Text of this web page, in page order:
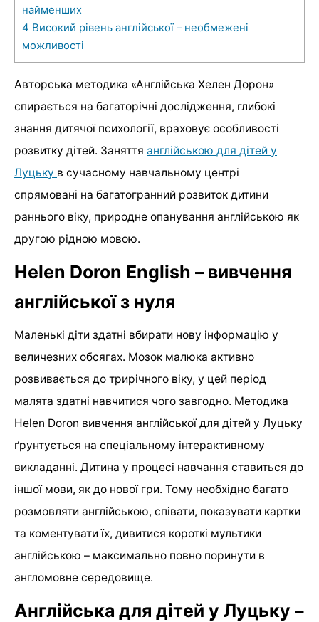
найменших
4 Високий рівень англійської – необмежені
можливості
Авторська методика «Англійська Хелен Дорон»
спирається на багаторічні дослідження, глибокі
знання дитячої психології, враховує особливості
розвитку дітей. Заняття англійською для дітей у
Луцьку в сучасному навчальному центрі
спрямовані на багатогранний розвиток дитини
раннього віку, природне опанування англійською як
другою рідною мовою.
Helen Doron English – вивчення
англійської з нуля
Маленькі діти здатні вбирати нову інформацію у
величезних обсягах. Мозок малюка активно
розвивається до трирічного віку, у цей період
малята здатні навчитися чого завгодно. Методика
Helen Doron вивчення англійської для дітей у Луцьку
ґрунтується на спеціальному інтерактивному
викладанні. Дитина у процесі навчання ставиться до
іншої мови, як до нової гри. Тому необхідно багато
розмовляти англійською, співати, показувати картки
та коментувати їх, дивитися короткі мультики
англійською – максимально повно поринути в
англомовне середовище.
Англійська для дітей у Луцьку –